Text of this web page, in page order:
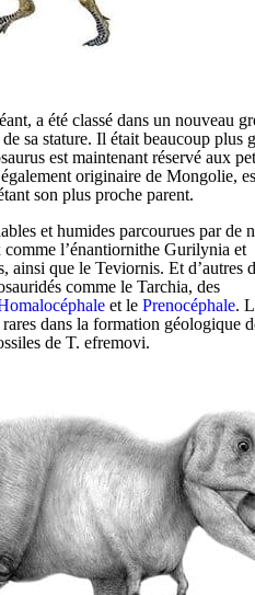
a été classé dans un nouveau
sa stature. Il était beaucoup plus
est maintenant réservé aux
originaire de Mongolie,
son plus proche parent.
et humides parcourues par de
l’énantiornithe Gurilynia et
ainsi que le Teviornis. Et d’autres
comme le Tarchia, des
et le Prenocéphale.
dans la formation géologique
de T. efremovi.